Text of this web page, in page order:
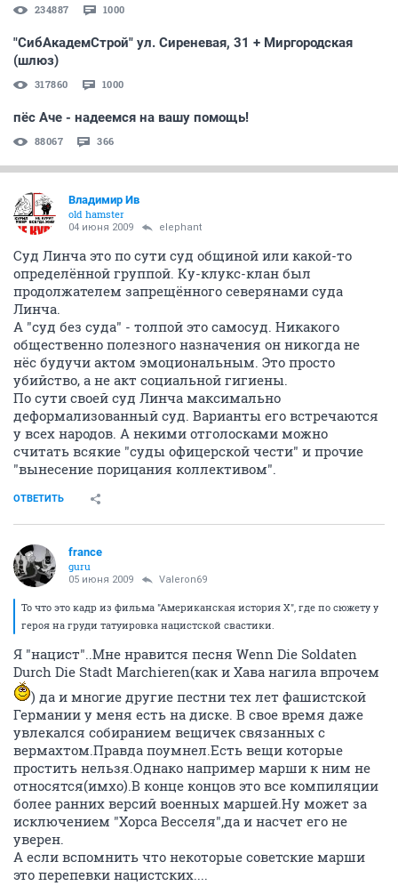
234887 1000
"СибАкадемСтрой" ул. Сиреневая, 31 + Миргородская
(шлюз)
317860 1000
пёс Аче - надеемся на вашу помощь!
88067 366
Владимир Ив
old hamster
04 июня 2009 elephant
Суд Линча это по сути суд общиной или какой-то
определённой группой. Ку-клукс-клан был
продолжателем запрещённого северянами суда
Линча.
А "суд без суда" - толпой это самосуд. Никакого
общественно полезного назначения он никогда не
нёс будучи актом эмоциональным. Это просто
убийство, а не акт социальной гигиены.
По сути своей суд Линча максимально
деформализованный суд. Варианты его встречаются
у всех народов. А некими отголосками можно
считать всякие "суды офицерской чести" и прочие
"вынесение порицания коллективом".
ОТВЕТИТЬ
france
guru
05 июня 2009 Valeron69
То что это кадр из фильма "Американская история Х", где по сюжету у
героя на груди татуировка нацистской свастики.
Я "нацист"..Мне нравится песня Wenn Die Soldaten
Durch Die Stadt Marchieren(как и Хава нагила впрочем
) да и многие другие пестни тех лет фашистской
Германии у меня есть на диске. В свое время даже
увлекался собиранием вещичек связанных с
вермахтом.Правда поумнел.Есть вещи которые
простить нельзя.Однако например марши к ним не
относятся(имхо).В конце концов это все компиляции
более ранних версий военных маршей.Ну может за
исключением "Хорса Весселя",да и насчет его не
уверен.
А если вспомнить что некоторые советские марши
это перепевки нацистских....